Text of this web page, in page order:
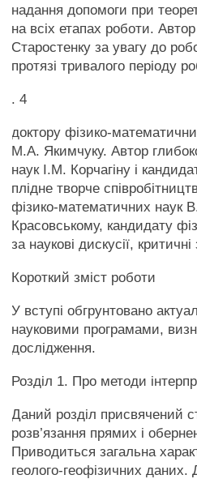
надання допомоги при
на всіх етапах роботи.
Старостенку за увагу до
протязі тривалого періоду
. 4
доктору фізико-
М.А. Якимчуку. Автор
наук І.М. Корчагіну і
плідне творче
фізико-математичних наук
Красовському, кандидату
за наукові дискусії,
Короткий зміст роботи
У вступі обгрунтовано
науковими програмами,
дослідження.
Розділ 1. Про методи
Даний розділ присвячений
розв’язання прямих і
Приводиться загальна
геолого-геофізичних